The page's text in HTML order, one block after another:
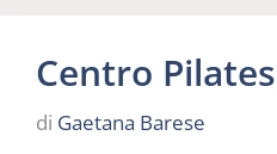
Centro
di Gaetana Barese